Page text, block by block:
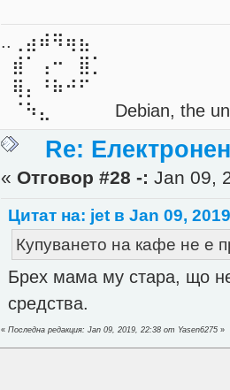
..⢀⣴⠾⠻⢶⣦⠀
⣾⠁⢠⠒⠀⣿⡁
⢿⡄⠘⠷⠚⠋
⠈⠳⣄⠀⠀⠀⠀ Debian, the
Re:
« Отговор #28 -: Jan 09,
Цитат на: jet в Jan 09,
Купуването на кафе не е
Брех мама му стара, що
средства.
«Последна редакция: Jan 09, 2019, 22:38 от Yasen6275 »